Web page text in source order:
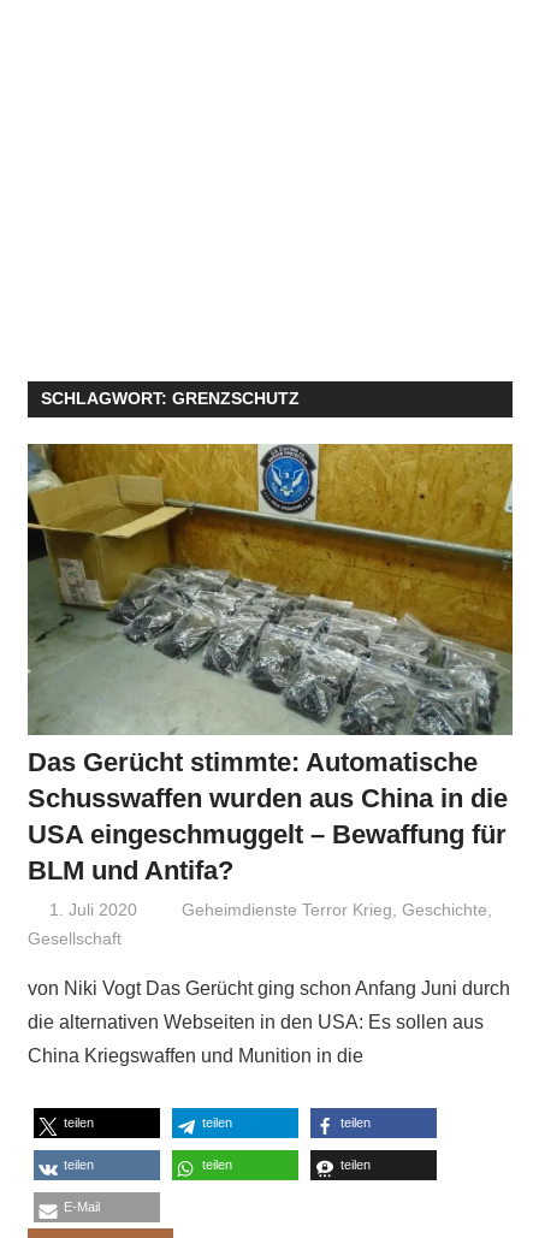
SCHLAGWORT: GRENZSCHUTZ
Das Gerücht stimmte: Automatische
Schusswaffen wurden aus China in die
USA eingeschmuggelt – Bewaffung für
BLM und Antifa?
1. Juli 2020 Niki Vogt
Geheimdienste Terror Krieg,Geschichte,
Gesellschaft
von Niki Vogt Das Gerücht ging schon Anfang Juni durch
die alternativen Webseiten in den USA: Es sollen aus
China Kriegswaffen und Munition in die
teilen teilen teilen
teilen teilen teilen
E-Mail